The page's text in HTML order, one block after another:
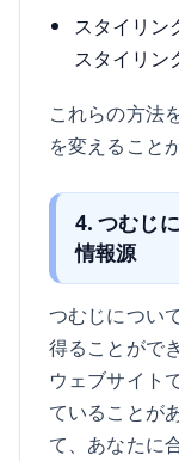
スタイリン
スタイリン
これらの方法
を変えること
4. つむじ
情報源
つむじについ
得ることがで
ウェブサイト
ていることが
て、あなたに